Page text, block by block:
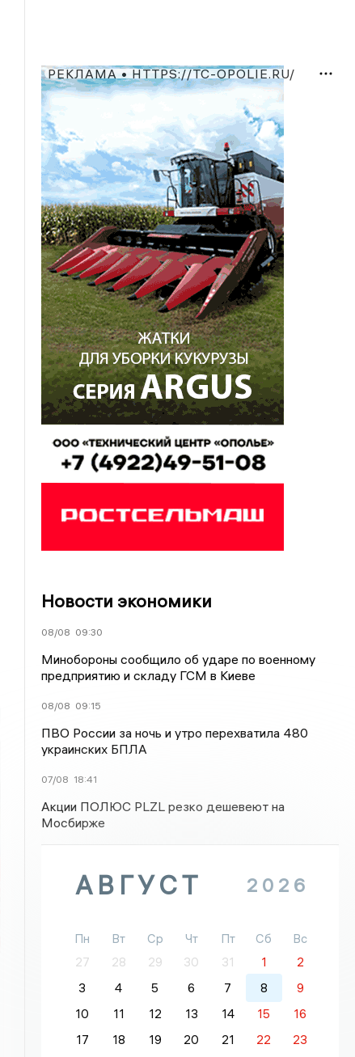
РЕКЛАМА • HTTPS://TC-OPOLIE.RU/
Новости экономики
08/08 09:30
Минобороны сообщило об ударе по военному
предприятию и складу ГСМ в Киеве
08/08 09:15
ПВО России за ночь и утро перехватила 480
украинских БПЛА
07/08 18:41
Акции ПОЛЮС PLZL резко дешевеют на
Мосбирже
АВГУСТ 2026
Пн Вт Ср Чт Пт Сб
Вс
27
28 29 30 31 1
2
3
4 5 6 7 8
9
10
11 12 13 14 15
16
17
18 19 20 21 22
23